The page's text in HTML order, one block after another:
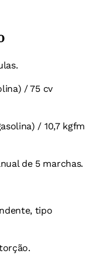
/ 75 cv
/ 10,7 kgfm
de 5 marchas.
tipo